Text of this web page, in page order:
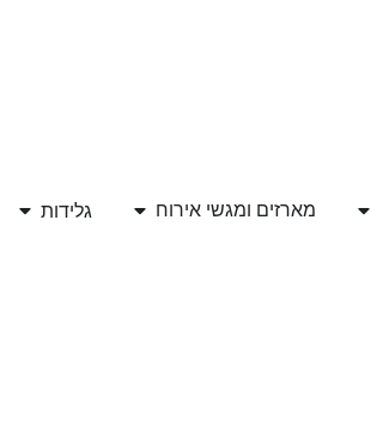
מארזים ומגשי אירוח גלידות